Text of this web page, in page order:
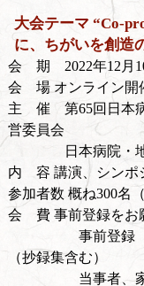
大会テーマ “Co-
に、ちがいを創造
会 期 2022年12月10
会 場 オンライン開
主 催 第65回日本病
営委員会
日本病院・地
内 容 講演、シンポ
参加者数 概ね300名
会 費 事前登録をお
事前登録 会
（抄録集含む）
当事者、家族、